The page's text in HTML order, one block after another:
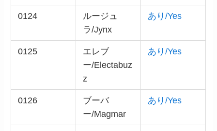
0124
ルージュ
ラ/Jynx
あり/Yes
0125
エレブ
ー/Electabuz
z
あり/Yes
0126
ブーバ
ー/Magmar
あり/Yes